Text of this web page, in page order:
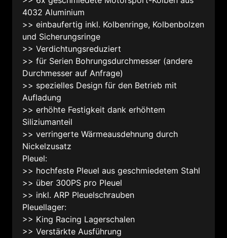
4032 Aluminium
>> einbaufertig inkl. Kolbenringe, Kolbenbolzen
und Sicherungsringe
>> Verdichtungsreduziert
>> für Serien Bohrungsdurchmesser (andere
Durchmesser auf Anfrage)
>> spezielles Design für den Betrieb mit
Aufladung
>> erhöhte Festigkeit dank erhöhtem
Siliziumanteil
>> verringerte Wärmeausdehnung durch
Nickelzusatz
Pleuel:
>> hochfeste Pleuel aus geschmiedetem Stahl
>> über 300PS pro Pleuel
>> inkl. ARP Pleuelschrauben
Pleuellager:
>> King Racing Lagerschalen
>> Verstärkte Ausführung